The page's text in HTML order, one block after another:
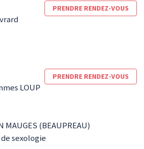
PRENDRE RENDEZ-VOUS
PRENDRE RENDEZ-VOUS
LOUP
MAUGES (BEAUPREAU)
sexologie